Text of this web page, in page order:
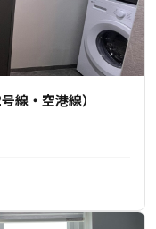
線・空港線）